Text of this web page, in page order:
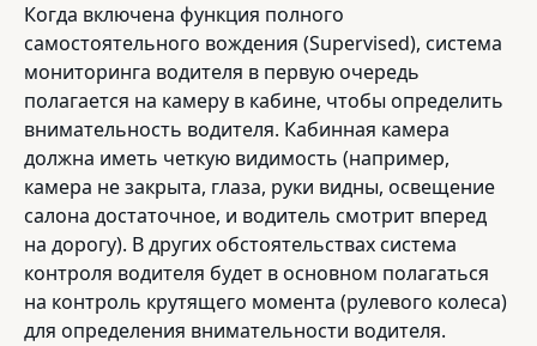
Когда включена функция полного
самостоятельного вождения (Supervised), система
мониторинга водителя в первую очередь
полагается на камеру в кабине, чтобы определить
внимательность водителя. Кабинная камера
должна иметь четкую видимость (например,
камера не закрыта, глаза, руки видны, освещение
салона достаточное, и водитель смотрит вперед
на дорогу). В других обстоятельствах система
контроля водителя будет в основном полагаться
на контроль крутящего момента (рулевого колеса)
для определения внимательности водителя.